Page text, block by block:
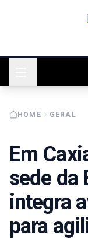
HOME GERAL
Em
sede da
integra
para